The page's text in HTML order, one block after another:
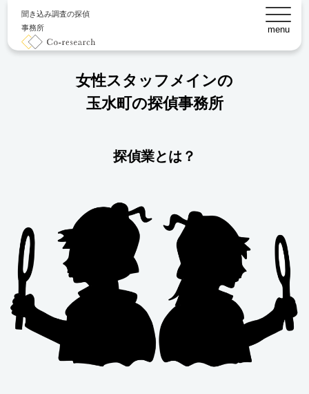
聞き込み調査の探偵
事務所
menu
女性スタッフメインの
玉水町の探偵事務所
探偵業とは？